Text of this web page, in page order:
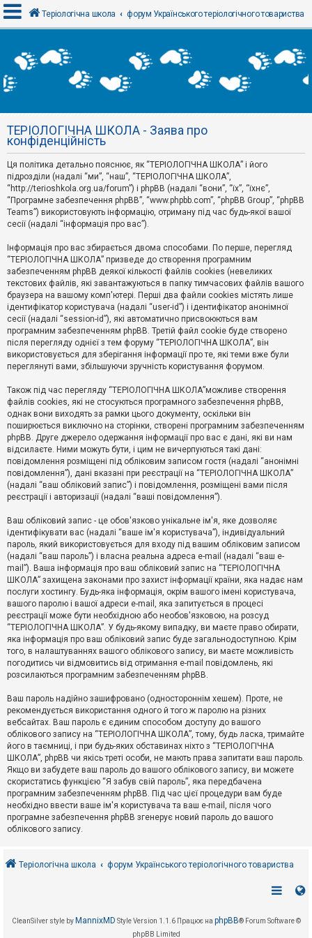
х
і
Р
е
с
т
р
а
ц
і
я
Т
е
м
и
б
е
з
в
і
д
о
і
д
е
й
А
т
и
в
е
м
и
П
о
ш
у
Д
о
м
о
г
Теріологічна школа форум Українського теріологічного товариства
ТЕРІОЛОГІЧНА ШКОЛА - Заява про
конфіденційність
Ця політика детально пояснює, як “ТЕРІОЛОГІЧНА ШКОЛА” і його
підрозділи (надалі “ми”, “наш”, “ТЕРІОЛОГІЧНА ШКОЛА”,
“http://terioshkola.org.ua/forum”) і phpBB (надалі “вони”, “їх”, “їхнє”,
“Програмне забезпечення phpBB”, “www.phpbb.com”, “phpBB Group”, “phpBB
Teams”) використовують інформацію, отриману під час будь-якої вашої
сесії (надалі “інформація про вас”).
Інформація про вас збирається двома способами. По перше, перегляд
“ТЕРІОЛОГІЧНА ШКОЛА” призведе до створення програмним
забезпеченням phpBB деякої кількості файлів cookies (невеликих
текстових файлів, які завантажуються в папку тимчасових файлів вашого
браузера на вашому комп'ютері. Перші два файли cookies містять лише
ідентифікатор користувача (надалі “user-id”) і ідентифікатор анонімної
сесії (надалі “session-id”), які автоматично присвоюються вам
програмним забезпеченням phpBB. Третій файл cookie буде створено
після перегляду однієї з тем форуму “ТЕРІОЛОГІЧНА ШКОЛА”, він
використовується для зберігання інформації про те, які теми вже були
переглянуті вами, збільшуючи зручність користування форумом.
Також під час перегляду “ТЕРІОЛОГІЧНА ШКОЛА”можливе створення
файлів cookies, які не стосуються програмного забезпечення phpBB,
однак вони виходять за рамки цього документу, оскільки він
поширюється виключно на сторінки, створені програмним забезпеченням
phpBB. Друге джерело одержання інформації про вас є дані, які ви нам
відсилаєте. Ними можуть бути, і цим не вичерпуються такі дані:
повідомлення розміщені під обліковим записом гостя (надалі “анонімні
повідомлення”), дані вказані при реєстрації на “ТЕРІОЛОГІЧНА ШКОЛА”
(надалі “ваш обліковий запис”) і повідомлення, розміщені вами після
реєстрації і авторизації (надалі “ваші повідомлення”).
Ваш обліковий запис - це обов'язково унікальне ім'я, яке дозволяє
ідентифікувати вас (надалі “ваше ім'я користувача”), індивідуальний
пароль, який використовується для входу під вашим обліковим записом
(надалі “ваш пароль”) і власна реальна адреса e-mail (надалі “ваш e-
mail”). Ваша інформація про ваш обліковий запис на “ТЕРІОЛОГІЧНА
ШКОЛА” захищена законами про захист інформації країни, яка надає нам
послуги хостингу. Будь-яка інформація, окрім вашого імені користувача,
вашого паролю і вашої адреси e-mail, яка запитується в процесі
реєстрації може бути необхідною або необов'язковою, на розсуд
“ТЕРІОЛОГІЧНА ШКОЛА”. У будь-якому випадку, ви маєте право обирати,
яка інформація про ваш обліковий запис буде загальнодоступною. Крім
того, в налаштуваннях вашого облікового запису, ви маєте можливість
погодитись чи відмовитись від отримання e-mail повідомлень, які
розсилаються програмним забезпеченням phpBB.
Ваш пароль надійно зашифровано (одностороннім хешем). Проте, не
рекомендується використання одного й того ж паролю на різних
вебсайтах. Ваш пароль є єдиним способом доступу до вашого
облікового запису на “ТЕРІОЛОГІЧНА ШКОЛА”, тому, будь ласка, тримайте
його в таємниці, і при будь-яких обставинах ніхто з “ТЕРІОЛОГІЧНА
ШКОЛА”, phpBB чи якісь треті особи, не мають права запитати ваш пароль.
Якщо ви забудете ваш пароль до вашого облікового запису, ви можете
скористатись функцією “Я забув свій пароль”, яка передбачена
програмним забезпеченням phpBB. Під час цієї процедури вам буде
необхідно ввести ваше ім'я користувача та ваш e-mail, після чого
програмне забезпечення phpBB згенерує новий пароль до вашого
облікового запису.
Теріологічна школа форум Українського теріологічного товариства
CleanSilver style by MannixMD Style Version 1.1.6 Працює на phpBB® Forum Software ©
phpBB Limited